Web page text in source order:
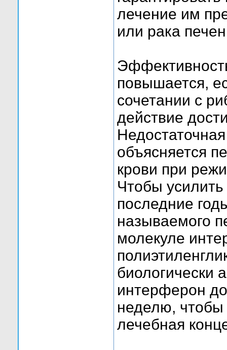
лечение им
или рака
повышается,
сочетании с
действие
объясняется
крови при
Чтобы
последние
называемого
молекуле
биологически
интерферон
неделю, чтобы
лечебная